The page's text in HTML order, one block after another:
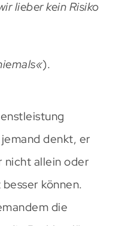
lieber kein Risiko
).
denkt, er
nicht allein oder
können.
die